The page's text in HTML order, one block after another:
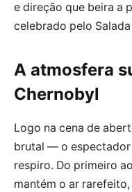
e direção que beira a
celebrado pelo
A atmosfera
Chernobyl
Logo na cena de
brutal — o espectador
respiro. Do primeiro
mantém o ar